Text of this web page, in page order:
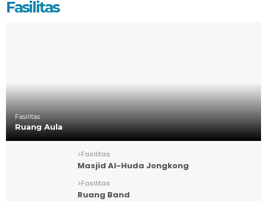
Fasilitas
Fasilitas
Ruang Aula
>Fasilitas
Masjid Al-Huda Jongkong
>Fasilitas
Ruang Band